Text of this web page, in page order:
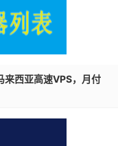
西亚高速VPS，月付